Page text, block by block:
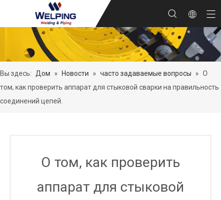
Вы здесь: Дом » Новости » часто задаваемые вопросы » О
том, как проверить аппарат для стыковой сварки на правильность
соединений цепей.
О том, как проверить
аппарат для стыковой